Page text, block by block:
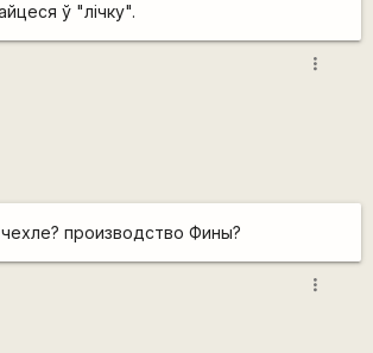
ў "лічку".
more_vert
производство Фины?
more_vert